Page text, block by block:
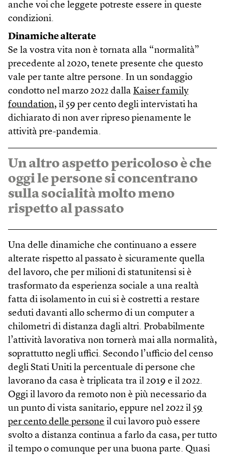
anche voi che leggete potreste essere in queste
condizioni.
Dinamiche alterate
Se la vostra vita non è tornata alla “normalità”
precedente al 2020, tenete presente che questo
vale per tante altre persone. In un sondaggio
condotto nel marzo 2022 dalla Kaiser family
foundation, il 59 per cento degli intervistati ha
dichiarato di non aver ripreso pienamente le
attività pre-pandemia.
Un altro aspetto pericoloso è che
oggi le persone si concentrano
sulla socialità molto meno
rispetto al passato
Una delle dinamiche che continuano a essere
alterate rispetto al passato è sicuramente quella
del lavoro, che per milioni di statunitensi si è
trasformato da esperienza sociale a una realtà
fatta di isolamento in cui si è costretti a restare
seduti davanti allo schermo di un computer a
chilometri di distanza dagli altri. Probabilmente
l’attività lavorativa non tornerà mai alla normalità,
soprattutto negli uffici. Secondo l’ufficio del censo
degli Stati Uniti la percentuale di persone che
lavorano da casa è triplicata tra il 2019 e il 2022.
Oggi il lavoro da remoto non è più necessario da
un punto di vista sanitario, eppure nel 2022 il 59
per cento delle persone il cui lavoro può essere
svolto a distanza continua a farlo da casa, per tutto
il tempo o comunque per una buona parte. Quasi